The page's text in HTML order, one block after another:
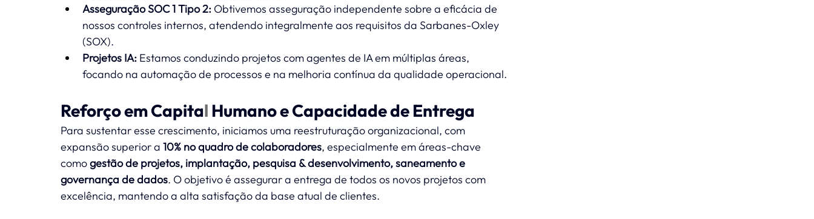
Asseguração SOC 1 Tipo 2: Obtivemos asseguração independente sobre a eficácia de
nossos controles internos, atendendo integralmente aos requisitos da Sarbanes-Oxley
(SOX).
Projetos IA: Estamos conduzindo projetos com agentes de IA em múltiplas áreas,
focando na automação de processos e na melhoria contínua da qualidade operacional.
Reforço em Capital Humano e Capacidade de Entrega
Para sustentar esse crescimento, iniciamos uma reestruturação organizacional, com
expansão superior a 10% no quadro de colaboradores, especialmente em áreas-chave
como gestão de projetos, implantação, pesquisa & desenvolvimento, saneamento e
governança de dados. O objetivo é assegurar a entrega de todos os novos projetos com
excelência, mantendo a alta satisfação da base atual de clientes.